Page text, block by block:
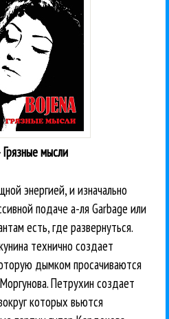
мысли
энергией, и изначально
подаче а-ля Garbage или
есть, где развернуться.
технично создает
дымком просачиваются
Петрухин создает
которых вьются